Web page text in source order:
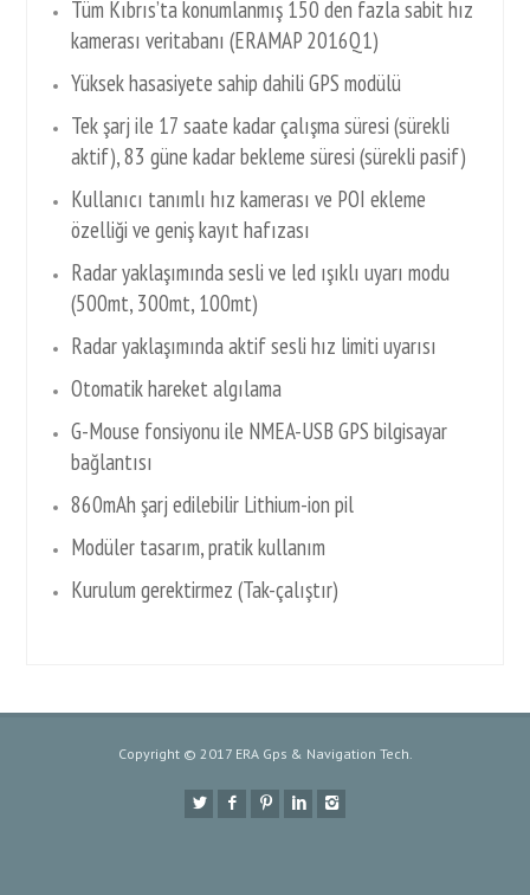
Tüm Kıbrıs’ta konumlanmış 150 den fazla sabit hız
kamerası veritabanı (ERAMAP 2016Q1)
Yüksek hasasiyete sahip dahili GPS modülü
Tek şarj ile 17 saate kadar çalışma süresi (sürekli
aktif), 83 güne kadar bekleme süresi (sürekli pasif)
Kullanıcı tanımlı hız kamerası ve POI ekleme
özelliği ve geniş kayıt hafızası
Radar yaklaşımında sesli ve led ışıklı uyarı modu
(500mt, 300mt, 100mt)
Radar yaklaşımında aktif sesli hız limiti uyarısı
Otomatik hareket algılama
G-Mouse fonsiyonu ile NMEA-USB GPS bilgisayar
bağlantısı
860mAh şarj edilebilir Lithium-ion pil
Modüler tasarım, pratik kullanım
Kurulum gerektirmez (Tak-çalıştır)
Copyright © 2017 ERA Gps & Navigation Tech.